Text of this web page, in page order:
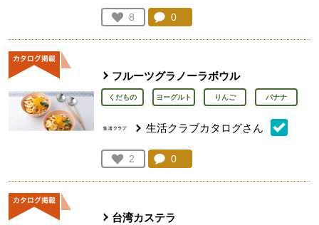
お気に入り登録：
8
人が登録
コメント：
0
フルーツグラノーラボウル
くだもの ヨーグルト りんご バナナ
生活クラブカタログさん
お気に入り登録：
2
人が登録
コメント：
0
台湾カステラ